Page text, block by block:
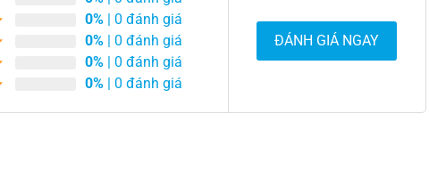
Thạch Anh Trắng Trong NHư Pha Lê Nặng 1,12kg
0%| 0 đánh giá
0%| 0 đánh giá
0%| 0 đánh giá
0%| 0 đánh giá
ĐÁNH GIÁ NGAY